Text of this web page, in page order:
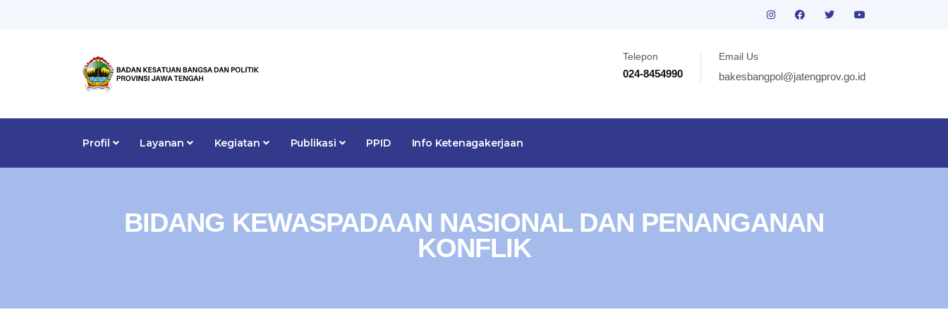
Telepon
024-8454990
Email Us
bakesbangpol@jatengprov.go.id
Profil Layanan Kegiatan Publikasi PPID Info Ketenagakerjaan
BIDANG KEWASPADAAN NASIONAL DAN PENANGANAN
KONFLIK